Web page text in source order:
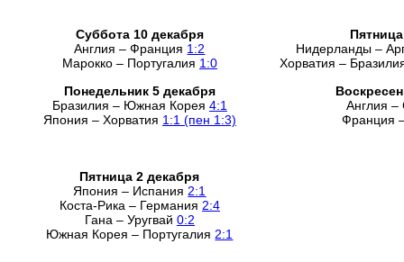
Суббота 10 декабря
Англия – Франция 1:2
Марокко – Португалия 1:0
Нидерланды –
Хорватия –
Понедельник 5 декабря
Бразилия – Южная Корея 4:1
Япония – Хорватия 1:1 (пен 1:3)
Англия
Франция
Пятница 2 декабря
Япония – Испания 2:1
Коста-Рика – Германия 2:4
Гана – Уругвай 0:2
Южная Корея – Португалия 2:1